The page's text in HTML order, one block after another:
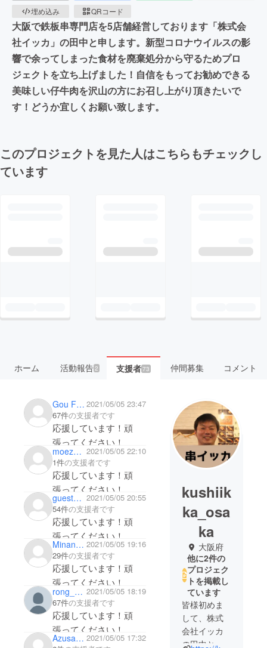
埋め込み
QRコード
大阪で鉄板串専門店を5店舗経営しております「株式会
社イッカ」の田中と申します。新型コロナウイルスの影
響で余ってしまった食材を廃棄処分から守るためプロ
ジェクトを立ち上げました！自信をもってお勧めできる
美味しい仔牛肉を沢山の方にお召し上がり頂きたいで
す！どうか宜しくお願い致します。
このプロジェクトを見た人はこちらもチェックし
ています
ホーム 活動報告2 支援者73 仲間募集 コメント
Gou Fujiyama 2021/05/05 23:47
67件の支援者です
応援しています！頑
張ってください！
moezakura 2021/05/05 22:10
1件の支援者です
応援しています！頑
張ってください！
guesta5d995c7c0 2021/05/05 20:55
54件の支援者です
応援しています！頑
張ってください！
Minankata 2021/05/05 19:16
29件の支援者です
応援しています！頑
張ってください！
rong_you 2021/05/05 18:19
67件の支援者です
応援しています！頑
張ってください！
Azusa Ibaraki 2021/05/05 17:32
kushiik
ka_osa
ka
大阪府
他に2件の
プロジェク
トを掲載し
ています
皆様初めま
して、株式
会社イッカ
の田中と申